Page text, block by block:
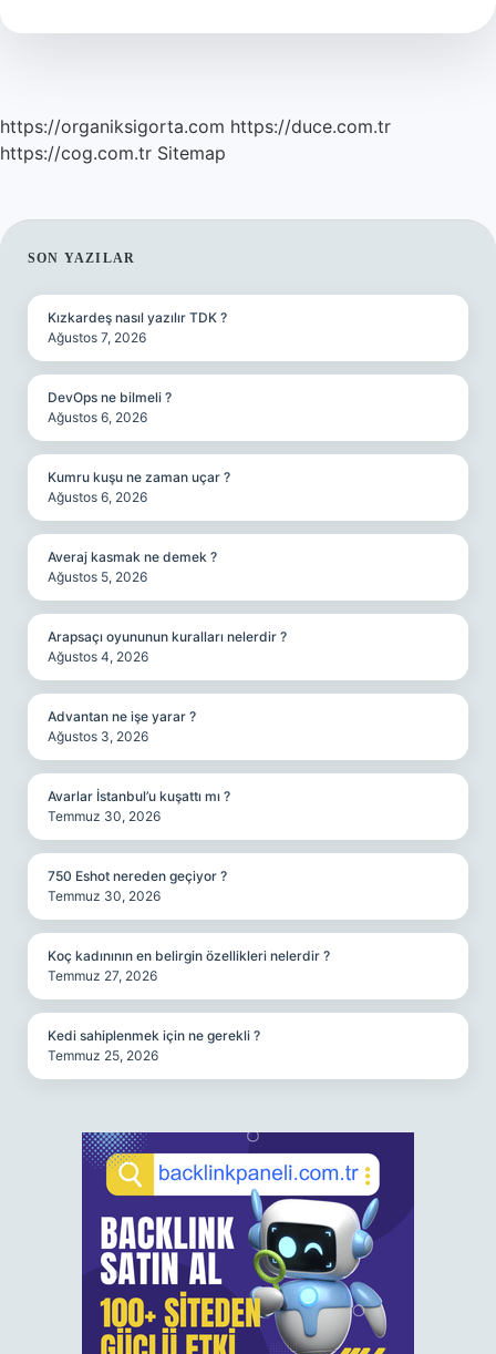
Mı
https://organiksigorta.com https://duce.com.tr
https://cog.com.tr Sitemap
SIDEBAR
SON YAZILAR
Kızkardeş nasıl yazılır TDK ?
Ağustos 7, 2026
DevOps ne bilmeli ?
Ağustos 6, 2026
Kumru kuşu ne zaman uçar ?
Ağustos 6, 2026
Averaj kasmak ne demek ?
Ağustos 5, 2026
Arapsaçı oyununun kuralları nelerdir ?
Ağustos 4, 2026
Advantan ne işe yarar ?
Ağustos 3, 2026
Avarlar İstanbul’u kuşattı mı ?
Temmuz 30, 2026
750 Eshot nereden geçiyor ?
Temmuz 30, 2026
Koç kadınının en belirgin özellikleri nelerdir ?
Temmuz 27, 2026
Kedi sahiplenmek için ne gerekli ?
Temmuz 25, 2026